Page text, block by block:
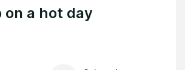
on a hot day